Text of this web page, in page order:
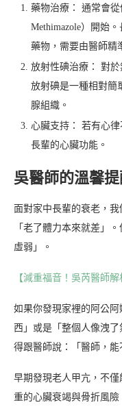
藥物治療： 通常會
Methimazole）開始
藥物，需要由醫師精
放射性碘治療： 對
放射碘是一種相對簡
腺組織。
心臟支持： 若有心
長輩的心臟功能。
吳醫師的溫馨
面對家中長輩的衰老，我
「老了體力本來就差」
虛弱」。
【減重福音！吳芮醫師
如果你發現家裡的阿公
西」或是「整個人像洩
得跟醫師說：「醫師，能
早期發現老人甲亢，不
重的心臟衰竭與骨折風險